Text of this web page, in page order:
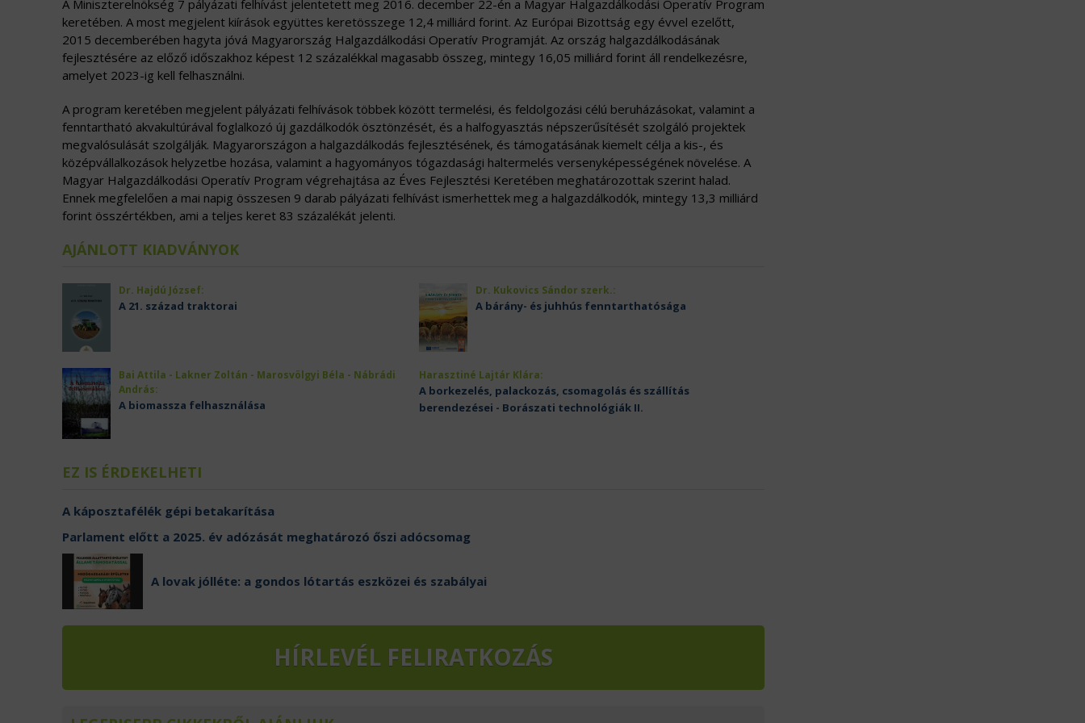
A Miniszterelnökség 7 pályázati felhívást jelentetett meg 2016. december 22-én a Magyar Halgazdálkodási Operatív Program
keretében. A most megjelent kiírások együttes keretösszege 12,4 milliárd forint. Az Európai Bizottság egy évvel ezelőtt,
2015 decemberében hagyta jóvá Magyarország Halgazdálkodási Operatív Programját. Az ország halgazdálkodásának
fejlesztésére az előző időszakhoz képest 12 százalékkal magasabb összeg, mintegy 16,05 milliárd forint áll rendelkezésre,
amelyet 2023-ig kell felhasználni.
A program keretében megjelent pályázati felhívások többek között termelési, és feldolgozási célú beruházásokat, valamint a
fenntartható akvakultúrával foglalkozó új gazdálkodók ösztönzését, és a halfogyasztás népszerűsítését szolgáló projektek
megvalósulását szolgálják. Magyarországon a halgazdálkodás fejlesztésének, és támogatásának kiemelt célja a kis-, és
középvállalkozások helyzetbe hozása, valamint a hagyományos tógazdasági haltermelés versenyképességének növelése. A
Magyar Halgazdálkodási Operatív Program végrehajtása az Éves Fejlesztési Keretében meghatározottak szerint halad.
Ennek megfelelően a mai napig összesen 9 darab pályázati felhívást ismerhettek meg a halgazdálkodók, mintegy 13,3 milliárd
forint összértékben, ami a teljes keret 83 százalékát jelenti.
AJÁNLOTT KIADVÁNYOK
Dr. Hajdú József:
A 21. század traktorai
Dr. Kukovics Sándor szerk.:
A bárány- és juhhús fenntarthatósága
Bai Attila - Lakner Zoltán - Marosvölgyi Béla - Nábrádi
András:
A biomassza felhasználása
Harasztiné Lajtár Klára:
A borkezelés, palackozás, csomagolás és szállítás
berendezései - Borászati technológiák II.
EZ IS ÉRDEKELHETI
A káposztafélék gépi betakarítása
Parlament előtt a 2025. év adózását meghatározó őszi adócsomag
A lovak jólléte: a gondos lótartás eszközei és szabályai
HÍRLEVÉL FELIRATKOZÁS